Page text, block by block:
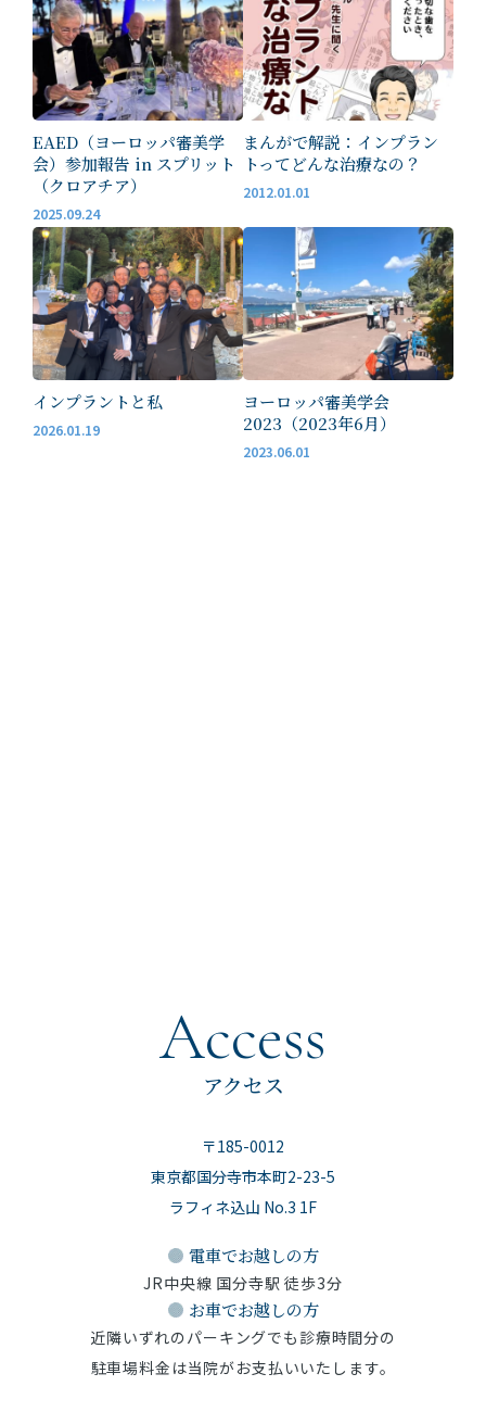
EAED（ヨーロッパ審美学
会）参加報告 in スプリット
（クロアチア）
2025.09.24
まんがで解説：インプラン
トってどんな治療なの？
2012.01.01
インプラントと私
2026.01.19
ヨーロッパ審美学会
2023（2023年6月）
2023.06.01
Access
アクセス
〒185-0012
東京都国分寺市本町2-23-5
ラフィネ込山 No.3 1F
電車でお越しの方
JR中央線 国分寺駅 徒歩3分
お車でお越しの方
近隣いずれのパーキングでも診療時間分の
駐車場料金は当院がお支払いいたします。